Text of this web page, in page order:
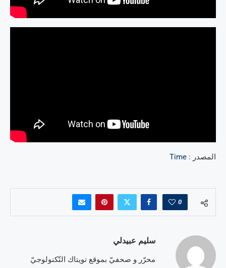
المصدر :
0
سليم عبيدلي
محرّر و صحفيّ بموقع تويتاك التّكنولوجيّ